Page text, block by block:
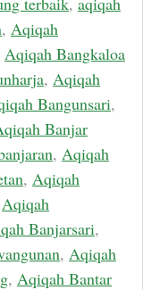
, Aqiqah
Aqiqah Bangkaloa
, Aqiqah
Bangunsari,
Banjar
, Aqiqah
, Aqiqah
Aqiqah
Banjarsari,
, Aqiqah
, Aqiqah Bantar